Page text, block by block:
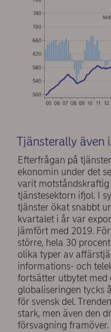
Tjänsterally även
Efterfrågan på
ekonomin under det
varit
tjänstesektorn ifjol. I
tjänster ökat snabbt
kvartalet i år var
jämfört med 2019.
större, hela 30
olika typer av
informations- och
fortsätter utbytet med
globaliseringen tycks
för svensk del.
stark, men även den
försvagning framöver.